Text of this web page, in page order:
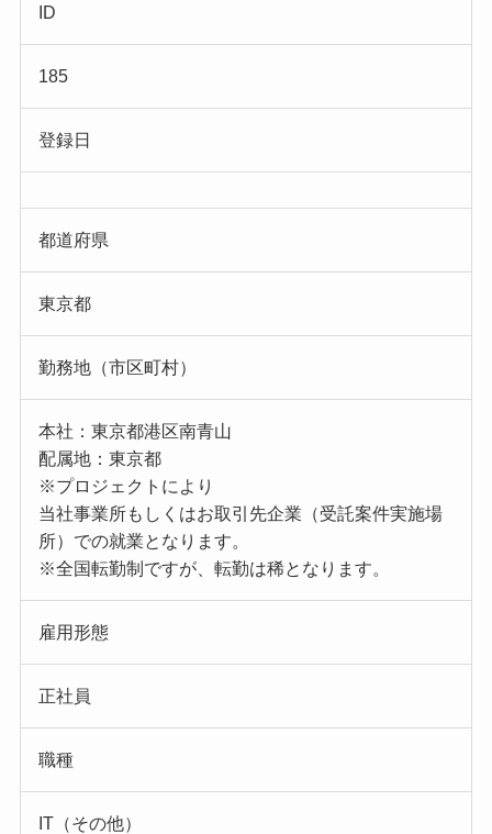
ID
185
登録日
都道府県
東京都
勤務地（市区町村）
本社：東京都港区南青山
配属地：東京都
※プロジェクトにより
当社事業所もしくはお取引先企業（受託案件実施場
所）での就業となります。
※全国転勤制ですが、転勤は稀となります。
雇用形態
正社員
職種
IT（その他）